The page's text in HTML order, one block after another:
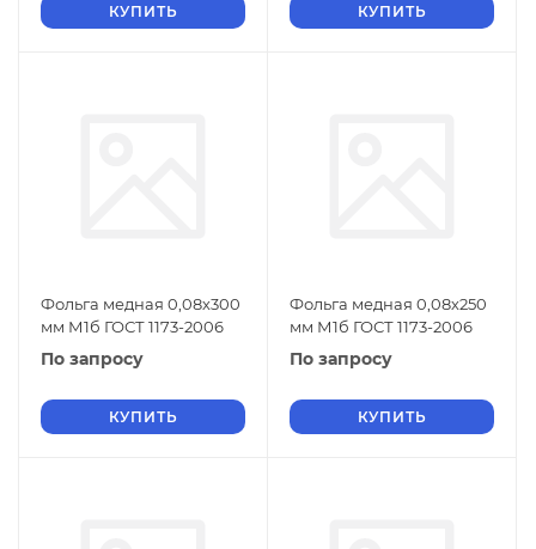
КУПИТЬ КУПИТЬ
Фольга медная 0,08х300
мм М1б ГОСТ 1173-2006
По запросу
КУПИТЬ
Фольга медная 0,08х250
мм М1б ГОСТ 1173-2006
По запросу
КУПИТЬ